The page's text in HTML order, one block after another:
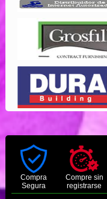
Compra
Segura
Compre sin
registrarse